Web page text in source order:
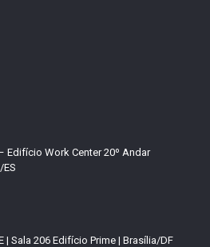
Edifício Work Center 20º Andar
| Sala 206 Edifício Prime | Brasília/DF